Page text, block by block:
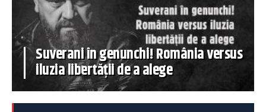
Suverani în genunchi! România versus
iluzia libertății de a alege